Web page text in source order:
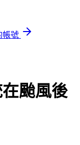
帳號
颱風後